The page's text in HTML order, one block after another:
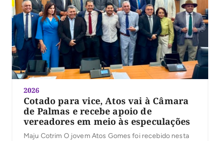
2026
Cotado para vice, Atos vai à Câmara
de Palmas e recebe apoio de
vereadores em meio às especulações
Maju Cotrim O jovem Atos Gomes foi recebido nesta